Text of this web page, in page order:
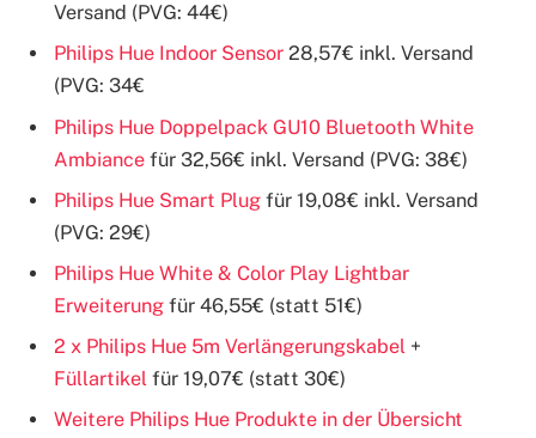
Versand (PVG: 44€)
Philips Hue Indoor Sensor 28,57€ inkl. Versand
(PVG: 34€
Philips Hue Doppelpack GU10 Bluetooth White
Ambiance für 32,56€ inkl. Versand (PVG: 38€)
Philips Hue Smart Plug für 19,08€ inkl. Versand
(PVG: 29€)
Philips Hue White & Color Play Lightbar
Erweiterung für 46,55€ (statt 51€)
2 x Philips Hue 5m Verlängerungskabel +
Füllartikel für 19,07€ (statt 30€)
Weitere Philips Hue Produkte in der Übersicht